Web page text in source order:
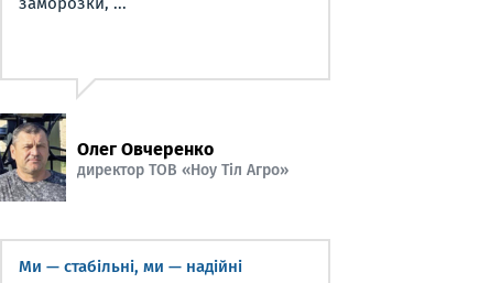
Олег Овчеренко
директор ТОВ «Ноу Тіл Агро»
Ми — стабільні, ми — надійні